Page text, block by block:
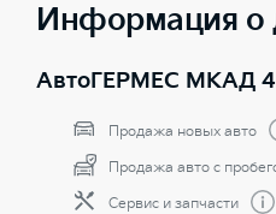
Информация о
АвтоГЕРМЕС МКАД
Продажа новых авто
Продажа авто с
Сервис и запчасти